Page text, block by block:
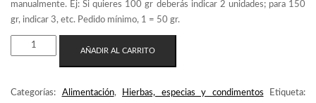
HIERBAS
PROVENZALES
AÑADIR AL CARRITO
Categorías: Alimentación, Hierbas, especias y condimentos
Etiqueta: